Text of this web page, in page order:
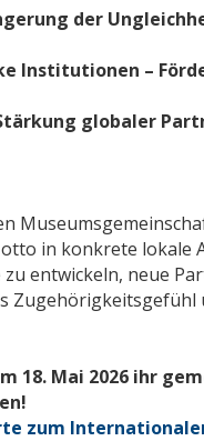
der
Institutionen –
globaler
in konkrete lokale
entwickeln, neue
18. Mai 2026 ihr
zum